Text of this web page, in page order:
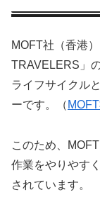
MOFT社（香港
TRAVELERS」
ライフサイクル
ーです。（
このため、
作業をやりやす
されています。